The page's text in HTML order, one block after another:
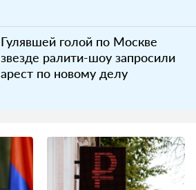
Гулявшей голой по Москве
звезде ралити-шоу запросили
арест по новому делу